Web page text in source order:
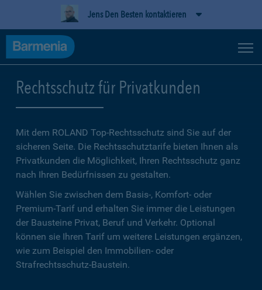
Jens Den Besten kontaktieren
Rechtsschutz für Privatkunden
Mit dem ROLAND Top-Rechtsschutz sind Sie auf der
sicheren Seite. Die Rechtsschutztarife bieten Ihnen als
Privatkunden die Möglichkeit, Ihren Rechtsschutz ganz
nach Ihren Bedürfnissen zu gestalten.
Wählen Sie zwischen dem Basis-, Komfort- oder
Premium-Tarif und erhalten Sie immer die Leistungen
der Bausteine Privat, Beruf und Verkehr. Optional
können sie Ihren Tarif um weitere Leistungen ergänzen,
wie zum Beispiel den Immobilien- oder
Strafrechtsschutz-Baustein.